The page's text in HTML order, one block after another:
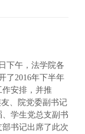
下午，法学院各
了2016年下半年
安排，并推
、院党委副书记
学生党总支副书
书记出席了此次